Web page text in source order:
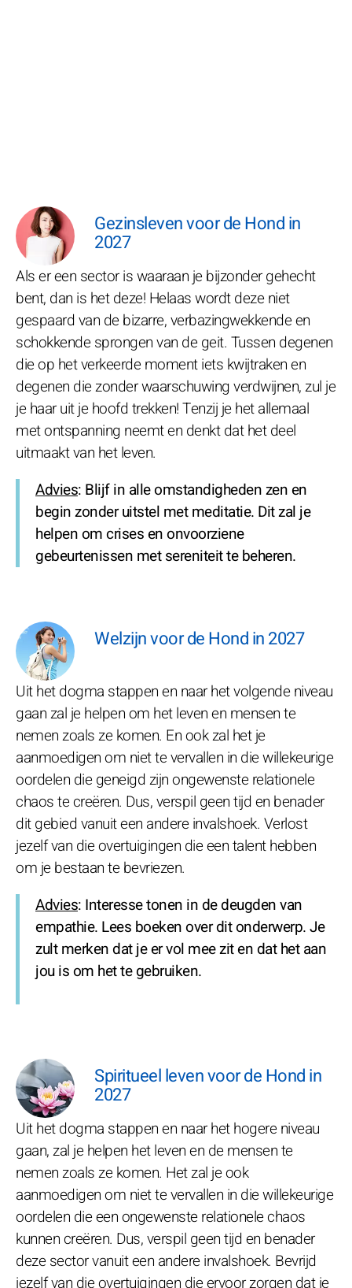
Gezinsleven voor de Hond in
2027
Als er een sector is waaraan je bijzonder gehecht
bent, dan is het deze! Helaas wordt deze niet
gespaard van de bizarre, verbazingwekkende en
schokkende sprongen van de geit. Tussen degenen
die op het verkeerde moment iets kwijtraken en
degenen die zonder waarschuwing verdwijnen, zul je
je haar uit je hoofd trekken! Tenzij je het allemaal
met ontspanning neemt en denkt dat het deel
uitmaakt van het leven.
Advies: Blijf in alle omstandigheden zen en
begin zonder uitstel met meditatie. Dit zal je
helpen om crises en onvoorziene
gebeurtenissen met sereniteit te beheren.
Welzijn voor de Hond in 2027
Uit het dogma stappen en naar het volgende niveau
gaan zal je helpen om het leven en mensen te
nemen zoals ze komen. En ook zal het je
aanmoedigen om niet te vervallen in die willekeurige
oordelen die geneigd zijn ongewenste relationele
chaos te creëren. Dus, verspil geen tijd en benader
dit gebied vanuit een andere invalshoek. Verlost
jezelf van die overtuigingen die een talent hebben
om je bestaan te bevriezen.
Advies: Interesse tonen in de deugden van
empathie. Lees boeken over dit onderwerp. Je
zult merken dat je er vol mee zit en dat het aan
jou is om het te gebruiken.
Spiritueel leven voor de Hond in
2027
Uit het dogma stappen en naar het hogere niveau
gaan, zal je helpen het leven en de mensen te
nemen zoals ze komen. Het zal je ook
aanmoedigen om niet te vervallen in die willekeurige
oordelen die een ongewenste relationele chaos
kunnen creëren. Dus, verspil geen tijd en benader
deze sector vanuit een andere invalshoek. Bevrijd
jezelf van die overtuigingen die ervoor zorgen dat je